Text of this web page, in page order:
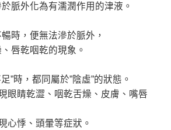
脈外化為有濡潤作用的津液。
時，便無法滲於脈外，
唇乾咽乾的現象。
”時，都同屬於”陰虛”的狀態。
眼睛乾澀、咽乾舌燥、皮膚、嘴唇
心悸、頭暈等症狀。